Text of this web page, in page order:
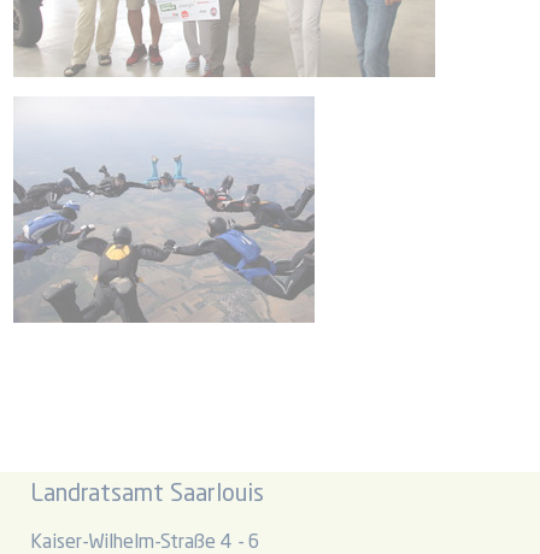
Landratsamt Saarlouis
Kaiser-Wilhelm-Straße 4 - 6